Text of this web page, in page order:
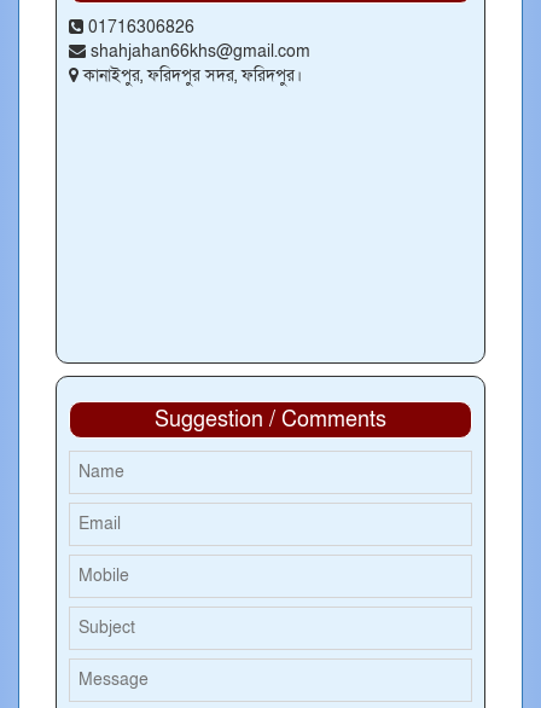
01716306826
shahjahan66khs@gmail.com
কানাইপুর, ফরিদপুর সদর, ফরিদপুর।
Suggestion / Comments